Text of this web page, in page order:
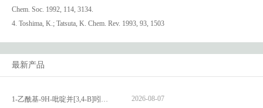
Chem. Soc. 1992, 114, 3134.
4. Toshima, K.; Tatsuta, K. Chem. Rev. 1993, 93, 1503
最新产品
2026-08-07